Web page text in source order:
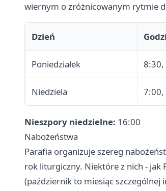
wiernym o zróżnicowanym rytmie
Dzień
Poniedziałek 8:30,
Niedziela 7:00,
Nieszpory niedzielne: 16:00
Nabożeństwa
Parafia organizuje szereg
rok liturgiczny. Niektóre z nich - jak
(październik to miesiąc